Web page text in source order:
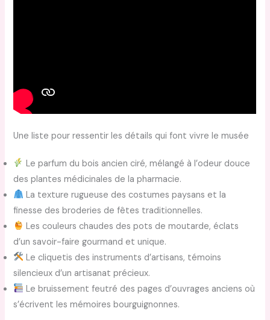
Une liste pour ressentir les détails qui font vivre le musée
Le parfum du bois ancien ciré, mélangé à l’odeur douce
des plantes médicinales de la pharmacie.
La texture rugueuse des costumes paysans et la
finesse des broderies de fêtes traditionnelles.
Les couleurs chaudes des pots de moutarde, éclats
d’un savoir-faire gourmand et unique.
Le cliquetis des instruments d’artisans, témoins
silencieux d’un artisanat précieux.
Le bruissement feutré des pages d’ouvrages anciens où
s’écrivent les mémoires bourguignonnes.